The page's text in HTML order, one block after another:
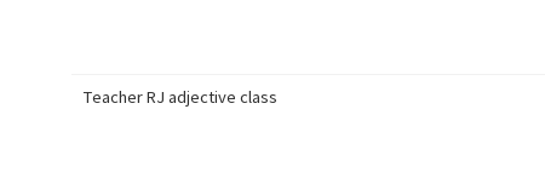
Teacher RJ adjective class